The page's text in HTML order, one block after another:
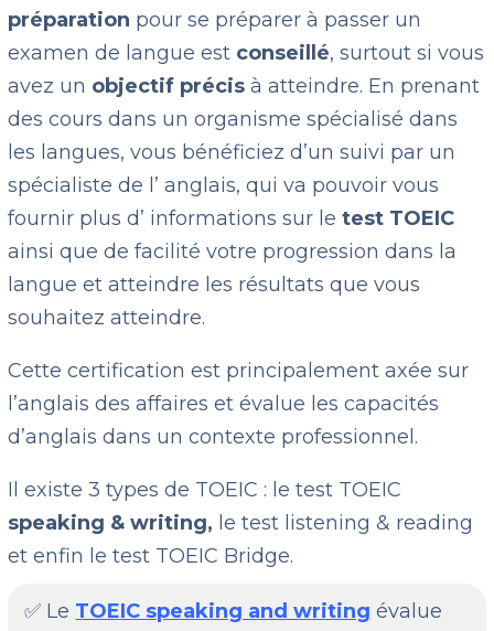
préparation pour se préparer à passer un
examen de langue est conseillé, surtout si vous
avez un objectif précis à atteindre. En prenant
des cours dans un organisme spécialisé dans
les langues, vous bénéficiez d’un suivi par un
spécialiste de l’ anglais, qui va pouvoir vous
fournir plus d’ informations sur le test TOEIC
ainsi que de facilité votre progression dans la
langue et atteindre les résultats que vous
souhaitez atteindre.
Cette certification est principalement axée sur
l’anglais des affaires et évalue les capacités
d’anglais dans un contexte professionnel.
Il existe 3 types de TOEIC : le test TOEIC
speaking & writing, le test listening & reading
et enfin le test TOEIC Bridge.
✅ Le TOEIC speaking and writing évalue